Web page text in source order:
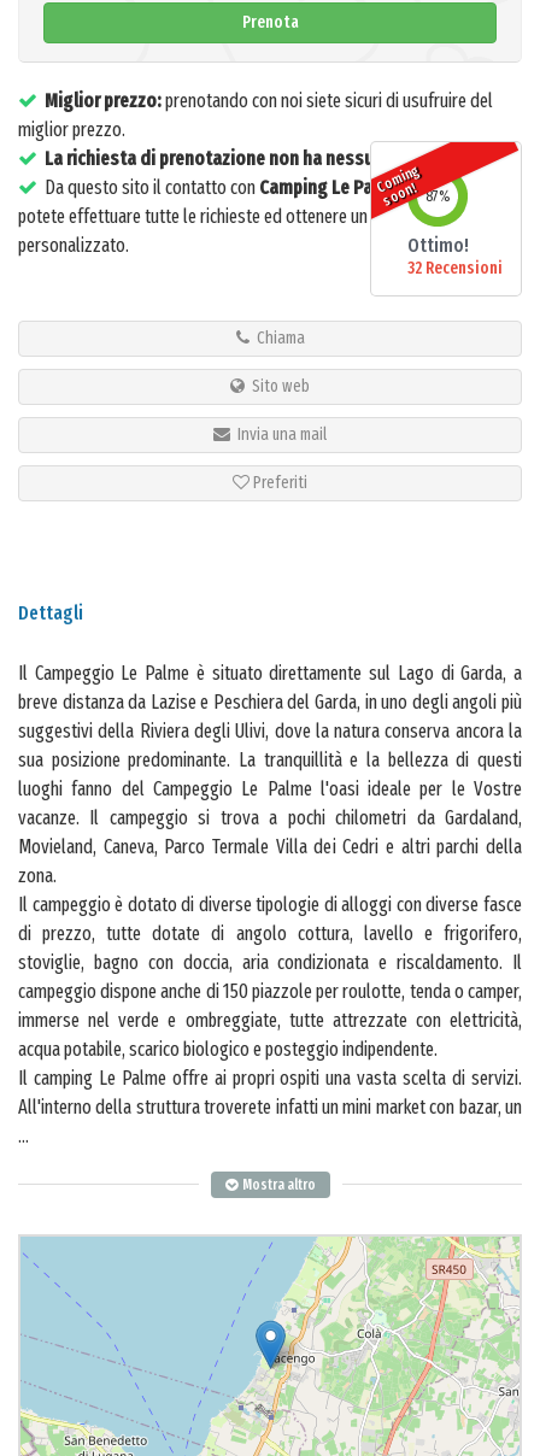
Prenota
Miglior prezzo:prenotando con noi siete sicuri di usufruire del
miglior prezzo.
La richiesta di prenotazione non ha nessun costo
Da questo sito il contatto con Camping Le Palmeè diretto: da qui
potete effettuare tutte le richieste ed ottenere un servizio
personalizzato.
87%
Ottimo!
32 Recensioni
C
o
mi
n
g
s
o
o
n!
Chiama
Sito web
Invia una mail
Preferiti
Dettagli
Il Campeggio Le Palme è situato direttamente sul Lago di Garda, a
breve distanza da Lazise e Peschiera del Garda, in uno degli angoli più
suggestivi della Riviera degli Ulivi, dove la natura conserva ancora la
sua posizione predominante. La tranquillità e la bellezza di questi
luoghi fanno del Campeggio Le Palme l'oasi ideale per le Vostre
vacanze. Il campeggio si trova a pochi chilometri da Gardaland,
Movieland, Caneva, Parco Termale Villa dei Cedri e altri parchi della
zona.
Il campeggio è dotato di diverse tipologie di alloggi con diverse fasce
di prezzo, tutte dotate di angolo cottura, lavello e frigorifero,
stoviglie, bagno con doccia, aria condizionata e riscaldamento. Il
campeggio dispone anche di 150 piazzole per roulotte, tenda o camper,
immerse nel verde e ombreggiate, tutte attrezzate con elettricità,
acqua potabile, scarico biologico e posteggio indipendente.
Il camping Le Palme offre ai propri ospiti una vasta scelta di servizi.
All'interno della struttura troverete infatti un mini market con bazar, un
...
Mostra altro